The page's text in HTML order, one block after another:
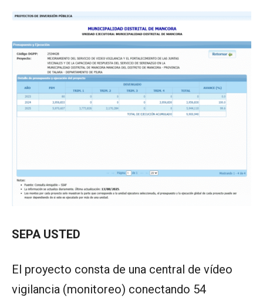
SEPA USTED
El proyecto consta de una central de vídeo
vigilancia (monitoreo) conectando 54